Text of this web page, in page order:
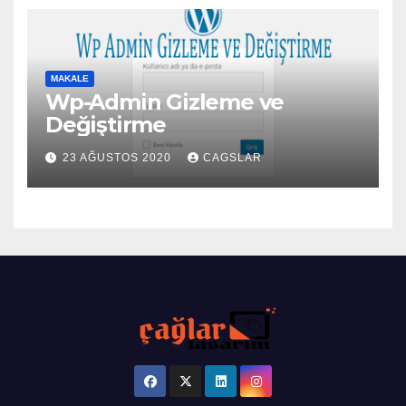
MAKALE
Wp-Admin Gizleme ve
Değiştirme
23 AĞUSTOS 2020 CAGSLAR